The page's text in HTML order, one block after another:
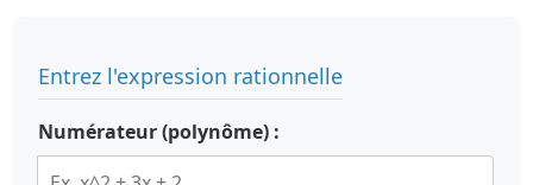
Entrez l'expression rationnelle
Numérateur (polynôme) :